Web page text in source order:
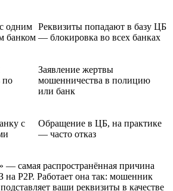
одним
банком
Реквизиты попадают в базу ЦБ
— блокировка во всех банках
по
Заявление жертвы
мошенничества в полицию
или банк
с
Обращение в ЦБ, на практике
— часто отказ
— самая распространённая причина
P2P. Работает она так: мошенник
ваши реквизиты в качестве